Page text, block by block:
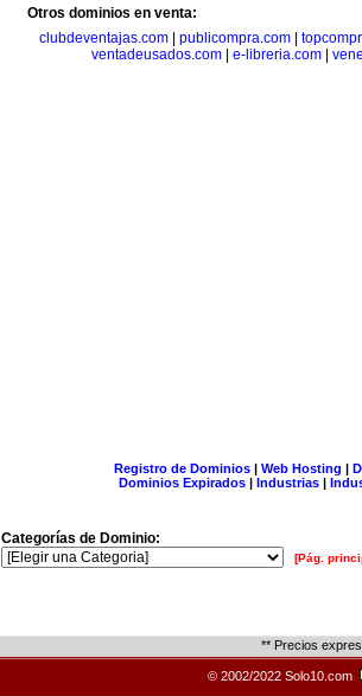
Otros dominios en venta:
clubdeventajas.com
publicompra.com
ventadeusados.com| e-libreria.com|
Registro de Dominios| Web Hosting |
Dominios Expirados | Industrias |
Categorías de Dominio:
[Pág.
** Precios
© 2002/2022 Solo10.com